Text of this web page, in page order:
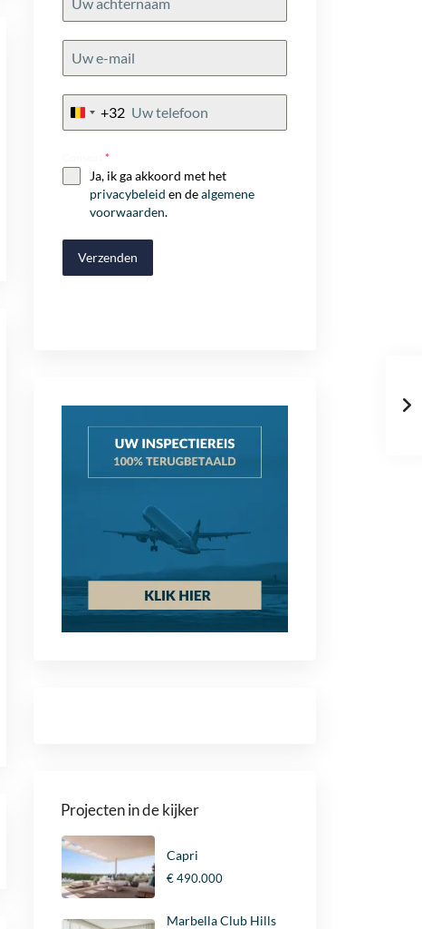
Belgium
+32
*
Ja, ik ga akkoord met het
privacybeleid en dealgemene
voorwaarden.
Verzenden
Projecten in de kijker
Capri
€ 490.000
Marbella Club Hills